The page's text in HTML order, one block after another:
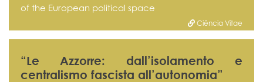
of the European political space
Ciência Vitae
“Le Azzorre: dall’isolamento e
centralismo fascista all’autonomia”